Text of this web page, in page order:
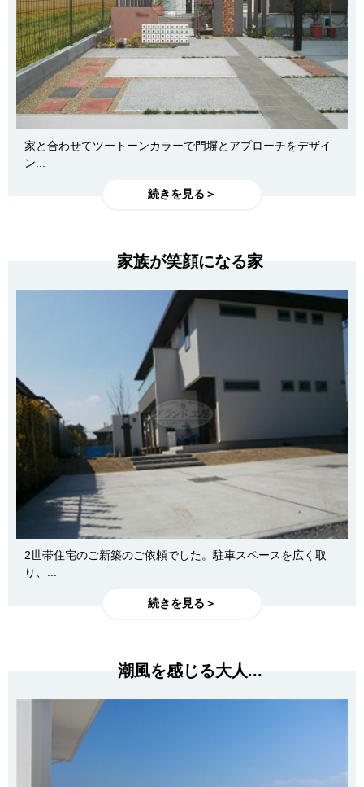
家と合わせてツートーンカラーで門塀とアプローチをデザイ
ン...
続きを見る＞
家族が笑顔になる家
2世帯住宅のご新築のご依頼でした。駐車スペースを広く取
り、...
続きを見る＞
潮風を感じる大人...